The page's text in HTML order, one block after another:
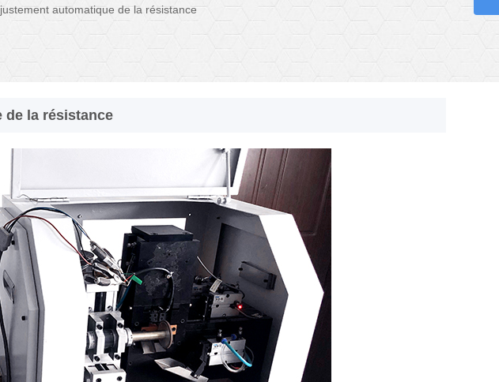
automatique de la résistance
de la résistance